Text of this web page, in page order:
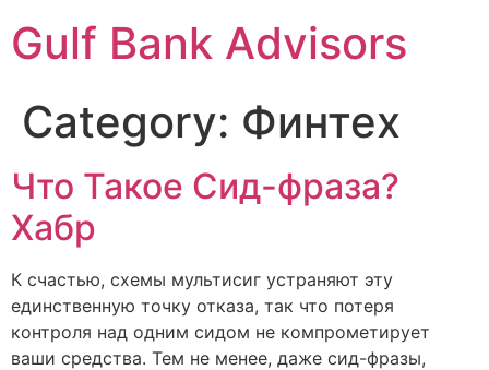
Gulf Bank Advisors
Category: Финтех
Что Такое Сид-фраза?
Хабр
К счастью, схемы мультисиг устраняют эту
единственную точку отказа, так что потеря
контроля над одним сидом не компрометирует
ваши средства. Тем не менее, даже сид-фразы,